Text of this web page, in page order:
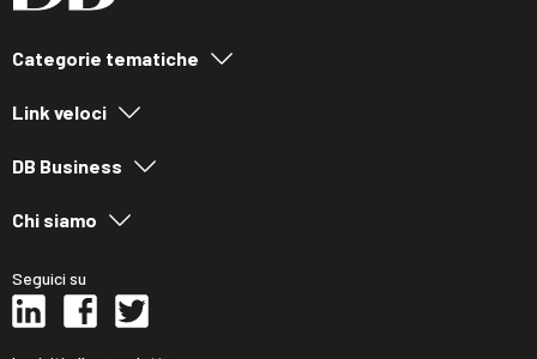
Categorie tematiche
Link veloci
DB Business
Chi siamo
Seguici su